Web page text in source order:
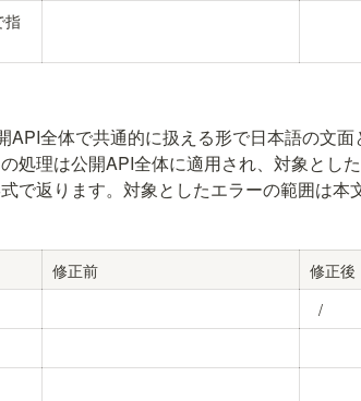
指
API全体で共通的に扱える形で日本語の文
処理は公開API全体に適用され、対象とし
で返ります。対象としたエラーの範囲は本
修正前
修正後
/